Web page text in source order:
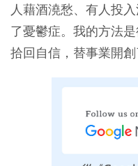
人藉酒澆愁、有人投
了憂鬱症。我的方法
拾回自信，替事業開創